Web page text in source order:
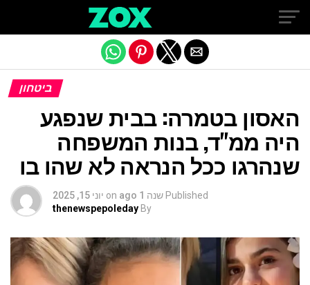
ביטחון
האסון בטמרה: בבית שנפגע
היה ממ"ד, בנות המשפחה
שנהרגו ככל הנראה לא שהו בו
Published שנה 1 ago on יוני 15, 2025
By
thenewspepoleday
Exit mobile version